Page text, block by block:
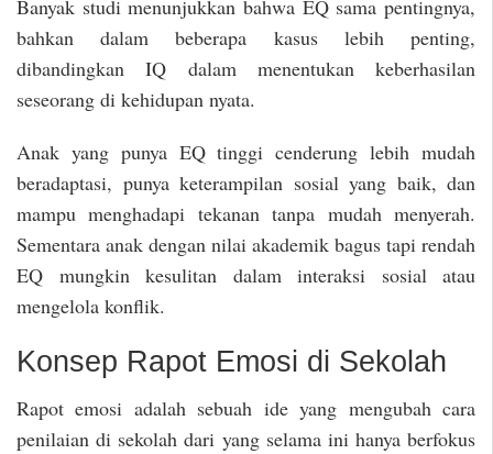
Banyak studi menunjukkan bahwa EQ sama pentingnya,
bahkan dalam beberapa kasus lebih penting,
dibandingkan IQ dalam menentukan keberhasilan
seseorang di kehidupan nyata.
Anak yang punya EQ tinggi cenderung lebih mudah
beradaptasi, punya keterampilan sosial yang baik, dan
mampu menghadapi tekanan tanpa mudah menyerah.
Sementara anak dengan nilai akademik bagus tapi rendah
EQ mungkin kesulitan dalam interaksi sosial atau
mengelola konflik.
Konsep Rapot Emosi di Sekolah
Rapot emosi adalah sebuah ide yang mengubah cara
penilaian di sekolah dari yang selama ini hanya berfokus